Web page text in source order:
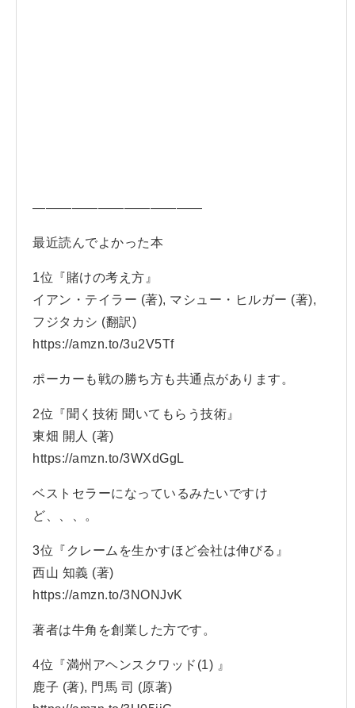
—————————————
最近読んでよかった本
1位『賭けの考え方』
イアン・テイラー (著), マシュー・ヒルガー (著),
フジタカシ (翻訳)
https://amzn.to/3u2V5Tf
ポーカーも戦の勝ち方も共通点があります。
2位『聞く技術 聞いてもらう技術』
東畑 開人 (著)
https://amzn.to/3WXdGgL
ベストセラーになっているみたいですけ
ど、、、。
3位『クレームを生かすほど会社は伸びる』
西山 知義 (著)
https://amzn.to/3NONJvK
著者は牛角を創業した方です。
4位『満州アヘンスクワッド(1) 』
鹿子 (著), 門馬 司 (原著)